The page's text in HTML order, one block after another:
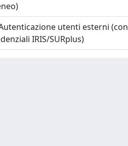
utenti esterni (con
IRIS/SURplus)